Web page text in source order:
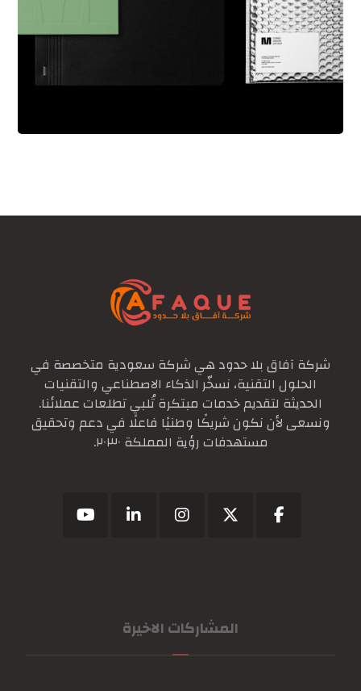
شركة آفاق بلا حدود هي شركة سعودية متخصصة في
الحلول التقنية، نسخّر الذكاء الاصطناعي والتقنيات
الحديثة لتقديم خدمات مبتكرة تُلبي تطلعات عملائنا.
ونسعى لأن نكون شريكًا وطنيًا فاعلًا في دعم وتحقيق
مستهدفات رؤية المملكة ٢٠٣٠.
المشاركات الاخيرة